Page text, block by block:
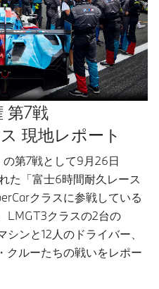
第7戦
現地レポート
第7戦として9月26日
た「富士6時間耐久レース
クラスに参戦している
LMGT3クラスの2台の
ンと12人のドライバー、
クルーたちの戦いをレポー